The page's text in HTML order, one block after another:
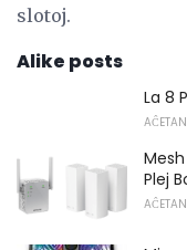
slotoj.
Alike posts
La 8
Plej